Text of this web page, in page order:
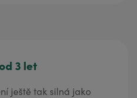
3 let
ještě tak silná jako